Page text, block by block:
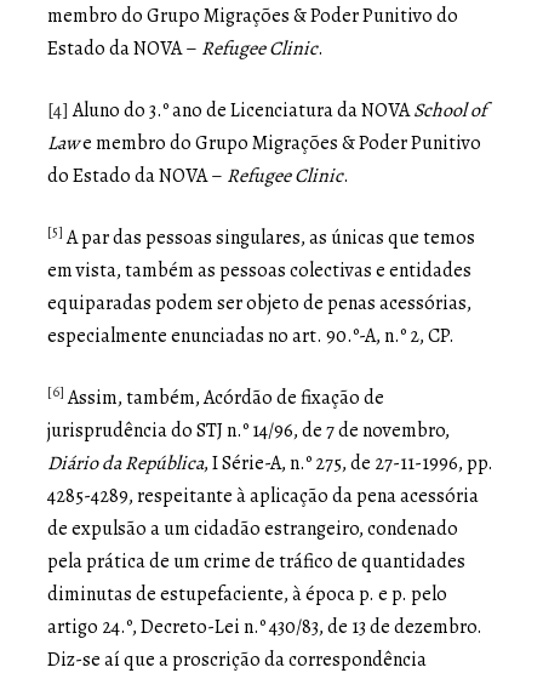
membro do Grupo Migrações & Poder Punitivo do
Estado da NOVA – Refugee Clinic.
[4]Aluno do 3.º ano de Licenciatura da NOVASchool of
Lawe membro do Grupo Migrações & Poder Punitivo
do Estado da NOVA – Refugee Clinic.
[5]A par das pessoas singulares, as únicas que temos
em vista, também as pessoas colectivas e entidades
equiparadas podem ser objeto de penas acessórias,
especialmente enunciadas no art. 90.º-A, n.º 2, CP.
[6]Assim, também, Acórdão de fixação de
jurisprudência do STJ n.º 14/96, de 7 de novembro,
Diário da República, I Série-A, n.º 275, de 27-11-1996, pp.
4285-4289, respeitante à aplicação da pena acessória
de expulsão a um cidadão estrangeiro, condenado
pela prática de um crime de tráfico de quantidades
diminutas de estupefaciente, à época p. e p. pelo
artigo 24.º, Decreto-Lei n.º 430/83, de 13 de dezembro.
Diz-se aí que a proscrição da correspondência